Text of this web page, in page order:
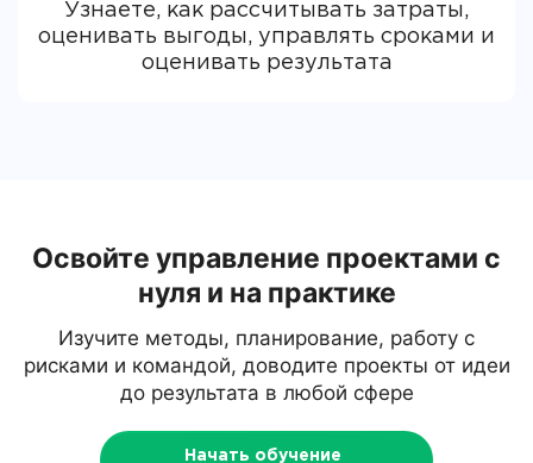
Узнаете, как рассчитывать затраты,
оценивать выгоды, управлять сроками и
Освойте управление проектами с
нуля и на практике
Изучите методы, планирование, работу с
рисками и командой, доводите проекты от идеи
до результата в любой сфере
Начать обучение